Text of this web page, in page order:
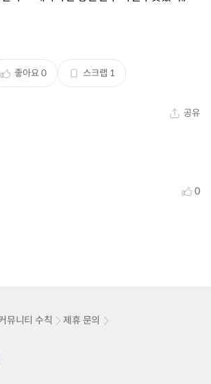
좋아요0 스크랩 1
공유
0
뮤니티 수칙 제휴 문의